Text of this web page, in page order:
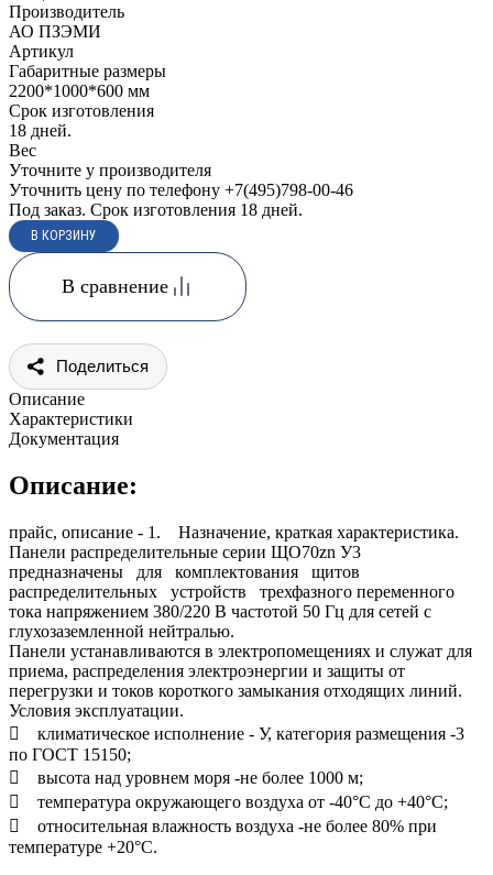
Производитель
АО ПЗЭМИ
Артикул
Габаритные размеры
2200*1000*600 мм
Срок изготовления
18 дней.
Вес
Уточните у производителя
Уточнить цену по телефону +7(495)798-00-46
Под заказ. Срок изготовления 18 дней.
В сравнение
Поделиться
Описание
Характеристики
Документация
Описание:
прайс, описание - 1. Назначение, краткая характеристика.
Панели распределительные серии ЩО70zn У3
предназначены для комплектования щитов
распределительных устройств трехфазного переменного
тока напряжением 380/220 В частотой 50 Гц для сетей с
глухозаземленной нейтралью.
Панели устанавливаются в электропомещениях и служат для
приема, распределения электроэнергии и защиты от
перегрузки и токов короткого замыкания отходящих линий.
Условия эксплуатации.
 климатическое исполнение - У, категория размещения -3
по ГОСТ 15150;
 высота над уровнем моря -не более 1000 м;
 температура окружающего воздуха от -40°С до +40°С;
 относительная влажность воздуха -не более 80% при
температуре +20°С.